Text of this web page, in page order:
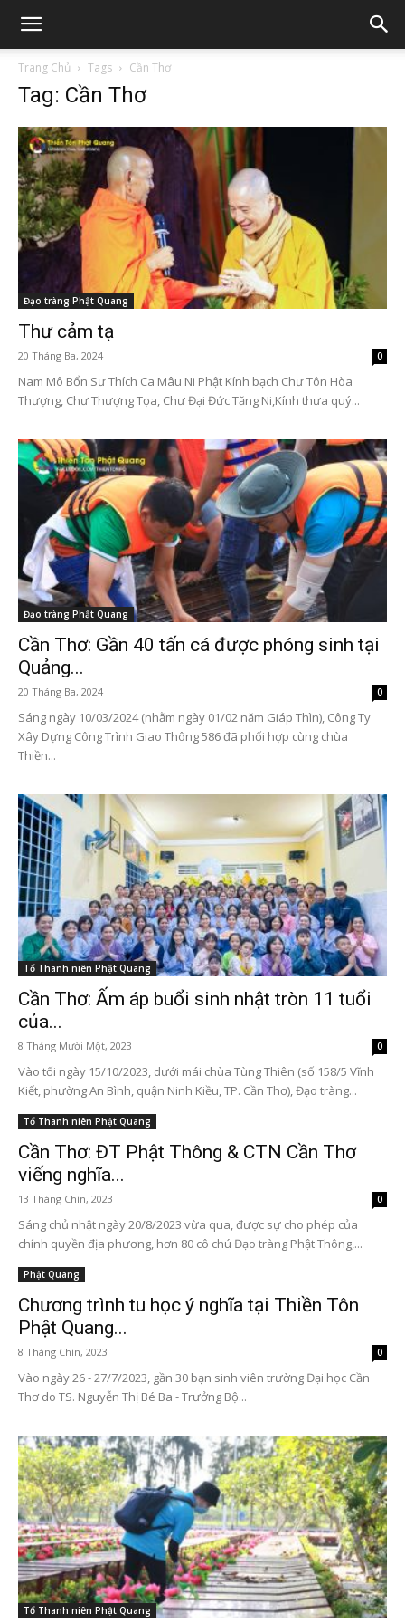
Trang Chủ Tags Cần Thơ
Tag: Cần Thơ
Đạo tràng Phật Quang
Thư cảm tạ
20 Tháng Ba, 2024 0
Nam Mô Bổn Sư Thích Ca Mâu Ni Phật Kính bạch Chư Tôn Hòa
Thượng, Chư Thượng Tọa, Chư Đại Đức Tăng Ni,Kính thưa quý...
Đạo tràng Phật Quang
Cần Thơ: Gần 40 tấn cá được phóng sinh tại
Quảng...
20 Tháng Ba, 2024 0
Sáng ngày 10/03/2024 (nhằm ngày 01/02 năm Giáp Thìn), Công Ty
Xây Dựng Công Trình Giao Thông 586 đã phối hợp cùng chùa
Thiền...
Tổ Thanh niên Phật Quang
Cần Thơ: Ấm áp buổi sinh nhật tròn 11 tuổi
của...
8 Tháng Mười Một, 2023 0
Vào tối ngày 15/10/2023, dưới mái chùa Tùng Thiên (số 158/5 Vĩnh
Kiết, phường An Bình, quận Ninh Kiều, TP. Cần Thơ), Đạo tràng...
Tổ Thanh niên Phật Quang
Cần Thơ: ĐT Phật Thông & CTN Cần Thơ
viếng nghĩa...
13 Tháng Chín, 2023 0
Sáng chủ nhật ngày 20/8/2023 vừa qua, được sự cho phép của
chính quyền địa phương, hơn 80 cô chú Đạo tràng Phật Thông,...
Phật Quang
Chương trình tu học ý nghĩa tại Thiền Tôn
Phật Quang...
8 Tháng Chín, 2023 0
Vào ngày 26 - 27/7/2023, gần 30 bạn sinh viên trường Đại học Cần
Thơ do TS. Nguyễn Thị Bé Ba - Trưởng Bộ...
Tổ Thanh niên Phật Quang